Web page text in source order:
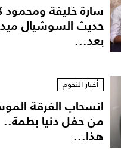
سارة خليفة ومحمود
حديث السوشيال
بعد...
أخبار النجوم
انسحاب الفرقة
من حفل دنيا بطمة..
هذا...